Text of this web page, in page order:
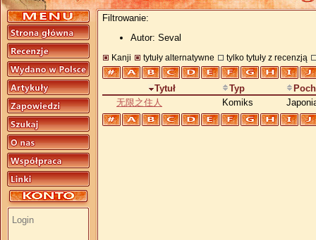
Filtrowanie:
Autor: Seval
Kanji tytuły alternatywne tylko tytuły z recenzją
Tytuł Typ
无限之住人
Komiks